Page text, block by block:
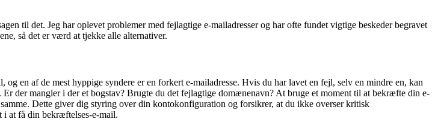
til det. Jeg har oplevet problemer med fejlagtige e-mailadresser og har ofte fundet vigtige beskeder begravet
så det er værd at tjekke alle alternativer.
en af de mest hyppige syndere er en forkert e-mailadresse. Hvis du har lavet en fejl, selv en mindre en, kan
der mangler i der et bogstav? Brugte du det fejlagtige domænenavn? At bruge et moment til at bekræfte din e-
Dette giver dig styring over din kontokonfiguration og forsikrer, at du ikke overser kritisk
i at få din bekræftelses-e-mail.